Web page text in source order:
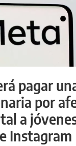
pagar
por
a
Instagram